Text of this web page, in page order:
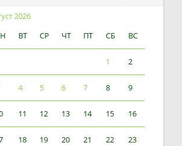
2026
ВТ СР ЧТ ПТ СБ ВС
1 2
4 5 6 7 8 9
11 12 13 14 15 16
18 19 20 21 22 23